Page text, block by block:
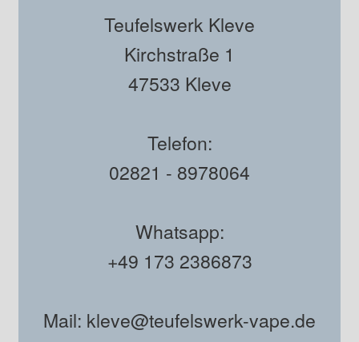
Teufelswerk Kleve
Kirchstraße 1
47533 Kleve
Telefon:
02821 - 8978064
Whatsapp:
+49 173 2386873
Mail: kleve@teufelswerk-vape.de